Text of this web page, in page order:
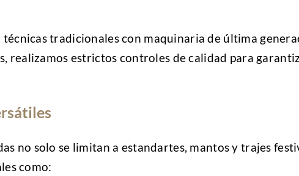
tradicionales con maquinaria de última
realizamos estrictos controles de calidad para
no solo se limitan a estandartes, mantos y trajes
como: